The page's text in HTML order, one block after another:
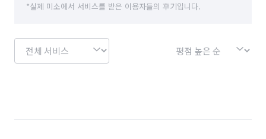
*실제 미소에서 서비스를 받은 이용자들의 후기입니다.